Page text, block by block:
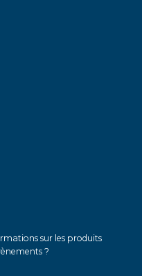
sur les produits
?